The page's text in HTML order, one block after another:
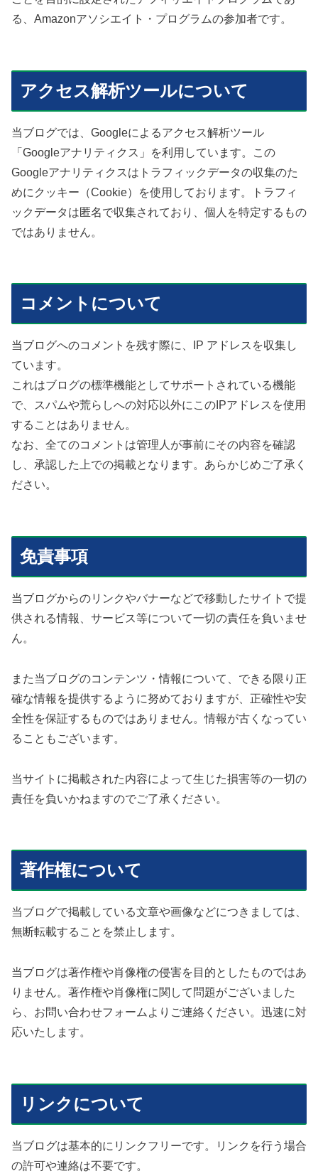
る、Amazonアソシエイト・プログラムの参加者です。
アクセス解析ツールについて
当ブログでは、Googleによるアクセス解析ツール
「Googleアナリティクス」を利用しています。この
Googleアナリティクスはトラフィックデータの収集のた
めにクッキー（Cookie）を使用しております。トラフィ
ックデータは匿名で収集されており、個人を特定するもの
ではありません。
コメントについて
当ブログへのコメントを残す際に、IP アドレスを収集し
ています。
これはブログの標準機能としてサポートされている機能
で、スパムや荒らしへの対応以外にこのIPアドレスを使用
することはありません。
なお、全てのコメントは管理人が事前にその内容を確認
し、承認した上での掲載となります。あらかじめご了承く
ださい。
免責事項
当ブログからのリンクやバナーなどで移動したサイトで提
供される情報、サービス等について一切の責任を負いませ
ん。
また当ブログのコンテンツ・情報について、できる限り正
確な情報を提供するように努めておりますが、正確性や安
全性を保証するものではありません。情報が古くなってい
ることもございます。
当サイトに掲載された内容によって生じた損害等の一切の
責任を負いかねますのでご了承ください。
著作権について
当ブログで掲載している文章や画像などにつきましては、
無断転載することを禁止します。
当ブログは著作権や肖像権の侵害を目的としたものではあ
りません。著作権や肖像権に関して問題がございました
ら、お問い合わせフォームよりご連絡ください。迅速に対
応いたします。
リンクについて
当ブログは基本的にリンクフリーです。リンクを行う場合
の許可や連絡は不要です。